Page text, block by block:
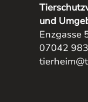
und
Enzgasse
07042